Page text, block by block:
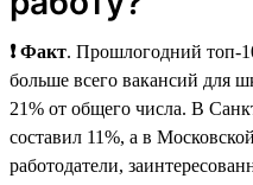
❗ Факт. Прошлогодний топ-
больше всего вакансий для
21% от общего числа. В
составил 11%, а в
работодатели,